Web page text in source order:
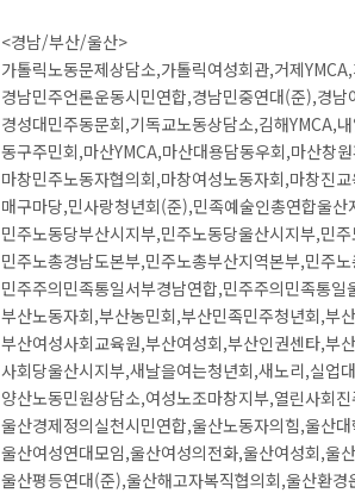
<경남/부산/울산>
가톨릭노동문제상담소,가톨릭여성회관,거제
경남민주언론운동시민연합,경남민중연대(준),경
경성대민주동문회,기독교노동상담소,김해YMCA,
동구주민회,마산YMCA,마산대용담동우회,마산창
마창민주노동자협의회,마창여성노동자회,마창진
매구마당,민사랑청년회(준),민족예술인총연합울
민주노동당부산시지부,민주노동당울산시지부,민
민주노총경남도본부,민주노총부산지역본부,민주
민주주의민족통일서부경남연합,민주주의민족통
부산노동자회,부산농민회,부산민족민주청년회,부
부산여성사회교육원,부산여성회,부산인권센타,부
사회당울산시지부,새날을여는청년회,새노리,실업
양산노동민원상담소,여성노조마창지부,열린사회
울산경제정의실천시민연합,울산노동자의힘,울산
울산여성연대모임,울산여성의전화,울산여성회,울
울산평등연대(준),울산해고자복직협의회,울산환